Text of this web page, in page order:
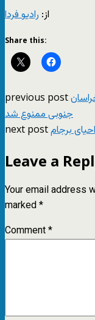
از: رادیو فردا
Share this:
previous post
جنوبی ممنوع شد
next postبرجام
Leave a
Your email address
marked*
Comment*